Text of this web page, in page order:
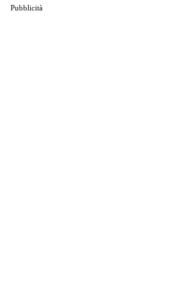
Pubblicità